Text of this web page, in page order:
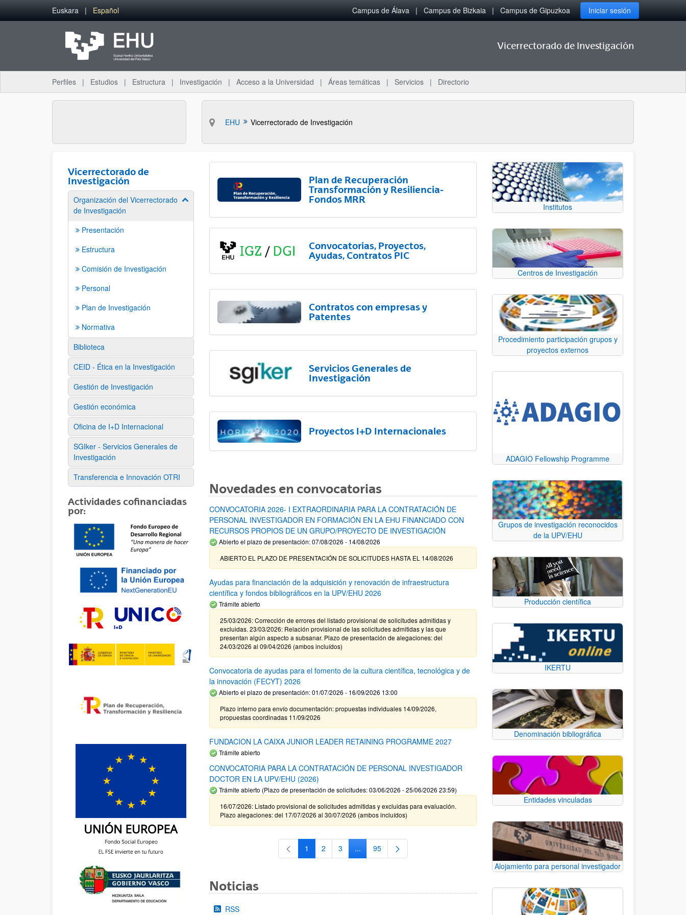
Saltar al contenido principal
Euskara Español Campus de Álava Campus de Bizkaia Campus de Gipuzkoa Iniciar sesión
Vicerrectorado de Investigación
Perfiles Estudios Estructura Investigación Acceso a la Universidad Áreas temáticas Servicios Directorio
EHU Vicerrectorado de Investigación
Vicerrectorado de
Investigación
Organización del Vicerrectorado
de Investigación
Mostrar/ocultar subpáginas
Presentación
Estructura
Comisión de Investigación
Personal
Plan de Investigación
Normativa
Biblioteca
CEID - Ética en la Investigación
Gestión de Investigación
Gestión económica
Oficina de I+D Internacional
SGIker - Servicios Generales de
Investigación
Transferencia e Innovación OTRI
Actividades cofinanciadas
por:
Plan de Recuperación
Transformación y Resiliencia-
Fondos MRR
Convocatorias, Proyectos,
Ayudas, Contratos PIC
Contratos con empresas y
Patentes
Servicios Generales de
Investigación
Proyectos I+D Internacionales
Novedades en convocatorias
CONVOCATORIA 2026- I EXTRAORDINARIA PARA LA CONTRATACIÓN DE
PERSONAL INVESTIGADOR EN FORMACIÓN EN LA EHU FINANCIADO CON
RECURSOS PROPIOS DE UN GRUPO/PROYECTO DE INVESTIGACIÓN
Abierto el plazo de presentación: 07/08/2026 - 14/08/2026
ABIERTO EL PLAZO DE PRESENTACIÓN DE SOLICITUDES HASTA EL 14/08/2026
Ayudas para financiación de la adquisición y renovación de infraestructura
científica y fondos bibliográficos en la UPV/EHU 2026
Trámite abierto
25/03/2026: Corrección de errores del listado provisional de solicitudes admitidas y
excluidas. 23/03/2026: Relación provisional de las solicitudes admitidas y las que
presentan algún aspecto a subsanar. Plazo de presentación de alegaciones: del
24/03/2026 al 09/04/2026 (ambos incluídos)
Convocatoria de ayudas para el fomento de la cultura científica, tecnológica y de
la innovación (FECYT) 2026
Abierto el plazo de presentación: 01/07/2026 - 16/09/2026 13:00
Plazo interno para envío documentación: propuestas individuales 14/09/2026,
propuestas coordinadas 11/09/2026
FUNDACION LA CAIXA JUNIOR LEADER RETAINING PROGRAMME 2027
Trámite abierto
CONVOCATORIA PARA LA CONTRATACIÓN DE PERSONAL INVESTIGADOR
DOCTOR EN LA UPV/EHU (2026)
Trámite abierto (Plazo de presentación de solicitudes: 03/06/2026 - 25/06/2026 23:59)
16/07/2026: Listado provisional de solicitudes admitidas y excluidas para evaluación.
Plazo alegaciones: del 17/07/2026 al 30/07/2026 (ambos incluídos)
Página
1 Página
2 Página
3 ...Páginas intermedias Use TAB para desplazarse.
Página
95
Noticias
RSS
Institutos
Centros de Investigación
Procedimiento participación grupos y
proyectos externos
ADAGIO Fellowship Programme
Grupos de investigación reconocidos
de la UPV/EHU
Producción científica
IKERTU
Denominación bibliográfica
Entidades vinculadas
Alojamiento para personal investigador